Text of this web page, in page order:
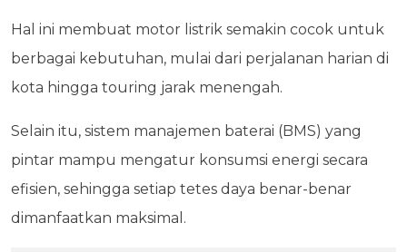
Hal ini membuat motor listrik semakin cocok untuk
berbagai kebutuhan, mulai dari perjalanan harian di
kota hingga touring jarak menengah.
Selain itu, sistem manajemen baterai (BMS) yang
pintar mampu mengatur konsumsi energi secara
efisien, sehingga setiap tetes daya benar-benar
dimanfaatkan maksimal.